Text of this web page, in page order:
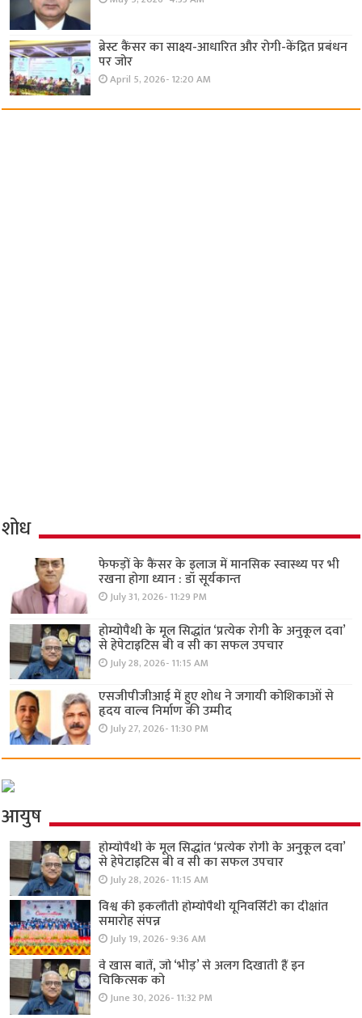
ब्रेस्ट कैंसर का साक्ष्य-आधारित और रोगी-केंद्रित प्रबंधन
पर जोर
April 5, 2026- 12:20 AM
शोध
फेफड़ों के कैंसर के इलाज में मानसिक स्वास्थ्य पर भी
रखना होगा ध्यान : डॉ सूर्यकान्त
July 31, 2026- 11:29 PM
होम्योपैथी के मूल सिद्धांत ‘प्रत्येक रोगी केे अनुकूल दवा’
से हेपेटाइटिस बी व सी का सफल उपचार
July 28, 2026- 11:15 AM
एसजीपीजीआई में हुए शोध ने जगायी कोशिकाओं से
हृदय वाल्व निर्माण की उम्मीद
July 27, 2026- 11:30 PM
आयुष
होम्योपैथी के मूल सिद्धांत ‘प्रत्येक रोगी केे अनुकूल दवा’
से हेपेटाइटिस बी व सी का सफल उपचार
July 28, 2026- 11:15 AM
विश्व की इकलौती होम्योपैथी यूनिवर्सिटी का दीक्षांत
समारोह संपन्न
July 19, 2026- 9:36 AM
वे खास बातें, जो ‘भीड़’ से अलग दिखाती हैं इन
चिकित्सक को
June 30, 2026- 11:32 PM